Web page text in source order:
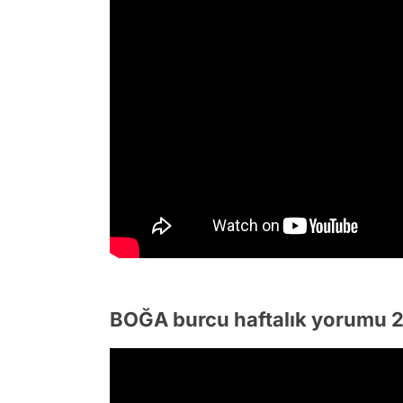
BOĞA burcu haftalık yorumu